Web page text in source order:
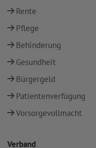
Rente
Pflege
Behinderung
Gesundheit
Bürgergeld
Patientenverfügung
Vorsorgevollmacht
Verband